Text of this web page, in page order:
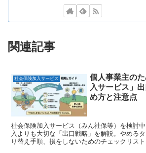
関連記事
社会保険加入サービス
個人事業主の
入サービス」
め方と注意点
社会保険加入サービス（みん社保等）を検討
入よりも大切な「出口戦略」を解説。やめる
り替え手順、損をしないためのチェックリスト